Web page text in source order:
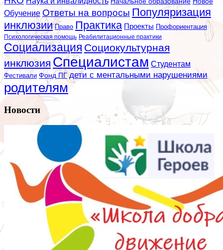
Обучение Ответы на вопросы Популяризация
инклюзии Право Практика Проекты Профориентация
Психологическая помощь Реабилитационные практики
Социализация Социокультурная
инклюзия Специалистам Студентам
Фестивали Фонд ПГ дети с ментальными нарушениями
родителям
Новости